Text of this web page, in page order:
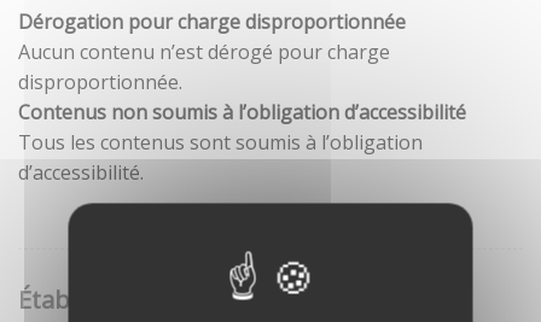
Dérogation pour charge disproportionnée
Aucun contenu n’est dérogé pour charge
disproportionnée.
Contenus non soumis à l’obligation d’accessibilité
Tous les contenus sont soumis à l’obligation
d’accessibilité.
Établissement de cette déclaration